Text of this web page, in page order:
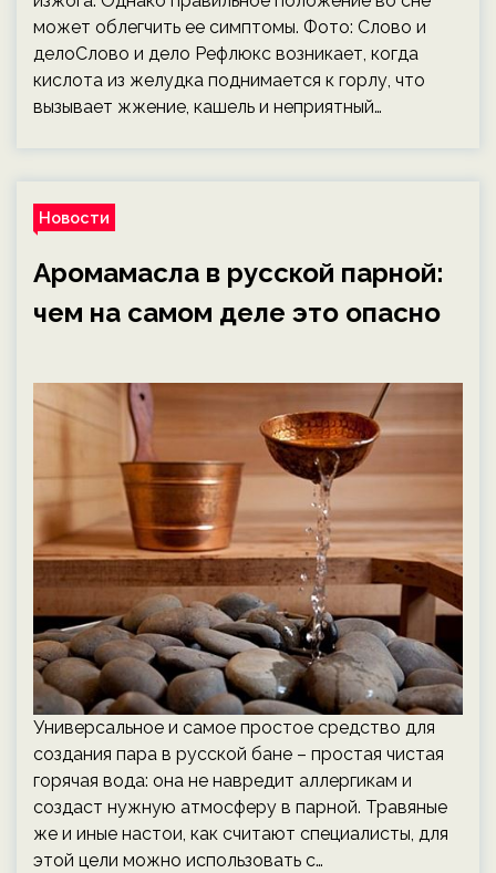
может облегчить ее симптомы. Фото: Слово и
делоСлово и дело Рефлюкс возникает, когда
кислота из желудка поднимается к горлу, что
вызывает жжение, кашель и неприятный…
Новости
Аромамасла в русской парной:
чем на самом деле это опасно
Универсальное и самое простое средство для
создания пара в русской бане – простая чистая
горячая вода: она не навредит аллергикам и
создаст нужную атмосферу в парной. Травяные
же и иные настои, как считают специалисты, для
этой цели можно использовать с…